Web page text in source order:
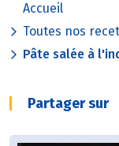
Accueil
Toutes nos
Pâte salée à
Partager sur